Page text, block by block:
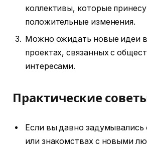
коллективы, которые
положительные изменения.
Можно ожидать новые идеи в
проектах, связанных с
интересами.
Практические
Если вы давно задумывались
или знакомствах с новыми